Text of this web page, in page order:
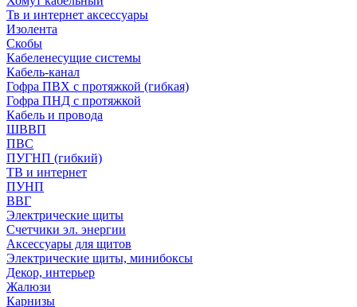
Тв и интернет аксессуары
Изолента
Скобы
Кабеленесущие системы
Кабель-канал
Гофра ПВХ с протяжкой (гибкая)
Гофра ПНД с протяжкой
Кабель и провода
ШВВП
ПВС
ПУГНП (гибкий)
ТВ и интернет
ПУНП
ВВГ
Электрические щиты
Счетчики эл. энергии
Аксессуары для щитов
Электрические щиты, минибоксы
Декор, интерьер
Жалюзи
Карнизы